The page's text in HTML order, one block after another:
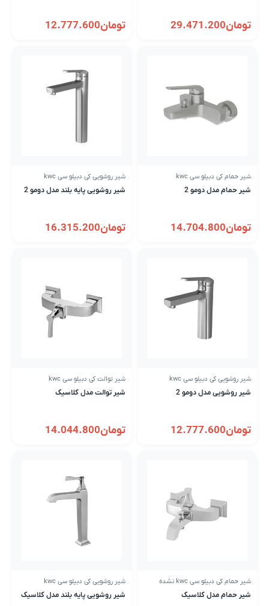
تومان29.471.200 تومان12.777.600
شیر حمام کی دبیلو سی kwc
شیر حمام مدل دومو 2
تومان14.704.800
شیر روشویی کی دبیلو سی kwc
شیر روشویی پایه بلند مدل دومو 2
تومان16.315.200
شیر روشویی کی دبیلو سی kwc
شیر روشویی مدل دومو 2
تومان12.777.600
شیر توالت کی دبیلو سی kwc
شیر توالت مدل کلاسیک
تومان14.044.800
شیر حمام کی دبیلو سی kwc نشده
شیر حمام مدل کلاسیک
شیر روشویی کی دبیلو سی kwc
شیر روشویی پایه بلند مدل کلاسیک